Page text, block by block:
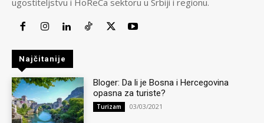
Najčitanije
Bloger: Da li je Bosna i Hercegovina
opasna za turiste?
Turizam 03/03/2021